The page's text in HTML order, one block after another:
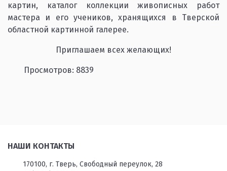
картин, каталог коллекции живописных работ
мастера и его учеников, хранящихся в Тверской
областной картинной галерее.
Приглашаем всех желающих!
Просмотров: 8839
НАШИ КОНТАКТЫ
170100, г. Тверь, Свободный переулок, 28